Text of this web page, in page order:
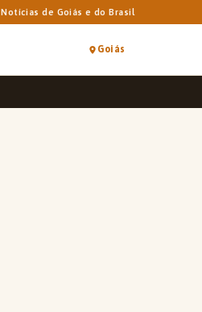
Notícias de Goiás e do Brasil
Goiás